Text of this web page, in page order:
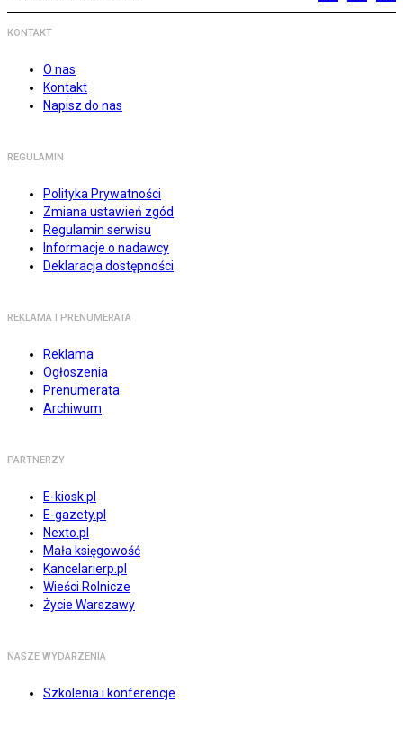
KONTAKT
O nas
Kontakt
Napisz do nas
REGULAMIN
Polityka Prywatności
Zmiana ustawień zgód
Regulamin serwisu
Informacje o nadawcy
Deklaracja dostępności
REKLAMA I PRENUMERATA
Reklama
Ogłoszenia
Prenumerata
Archiwum
PARTNERZY
E-kiosk.pl
E-gazety.pl
Nexto.pl
Mała księgowość
Kancelarierp.pl
Wieści Rolnicze
Życie Warszawy
NASZE WYDARZENIA
Szkolenia i konferencje